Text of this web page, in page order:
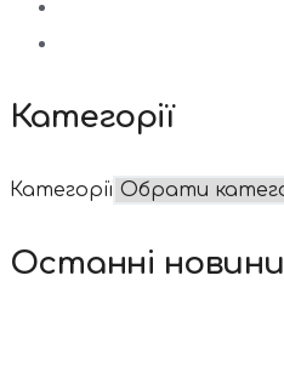
Категорії
Категорії
Останні новини